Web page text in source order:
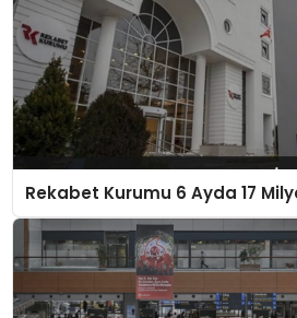
Rekabet Kurumu 6 Ayda 17